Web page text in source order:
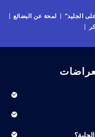
الجليد”
لمحة عن البضائع